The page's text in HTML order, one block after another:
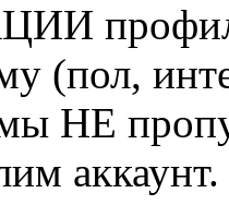
профиль
(пол,
НЕ